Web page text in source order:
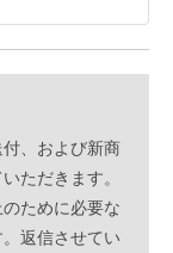
、および新商
ただきます。
ために必要な
返信させてい